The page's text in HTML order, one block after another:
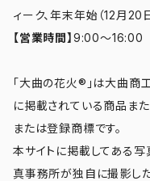
ィーク、年末年始（12月20
【営業時間】 9:00～16:00
「大曲の花火®」は大曲商
に掲載されている商品ま
または登録商標です。
本サイトに掲載してある
真事務所が独自に撮影し